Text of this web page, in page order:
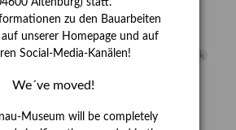
Italien Jahresempfang
Korkmodelle Kunst
Kunst von Kühl
Künstler Künstlerin Lehmbruck
Museumsnacht
Natur
Phelloplastik
Pohlhof
Altenburg) statt.
zu den Bauarbeiten
unserer Homepage und auf
Social-Media-Kanälen!
We´ve moved!
Museum will be completely